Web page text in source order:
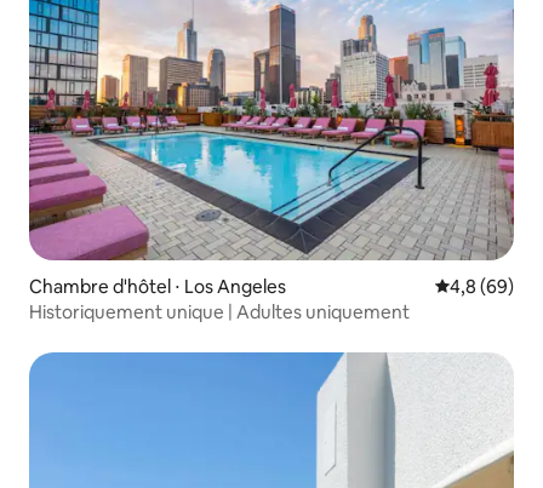
Chambre d'hôtel ⋅ Los Angeles Évaluation
4,8 (69)
Historiquement unique | Adultes uniquement